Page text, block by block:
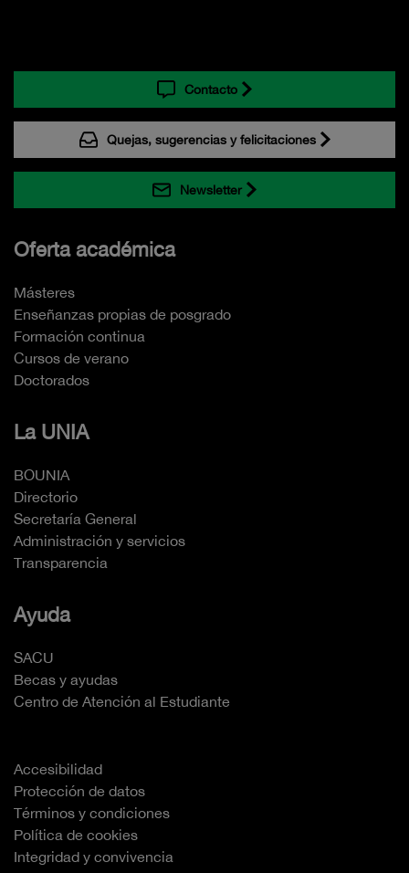
Contacto
Quejas, sugerencias y felicitaciones
Newsletter
Oferta académica
Másteres
Enseñanzas propias de posgrado
Formación continua
Cursos de verano
Doctorados
La UNIA
BOUNIA
Directorio
Secretaría General
Administración y servicios
Transparencia
Ayuda
SACU
Becas y ayudas
Centro de Atención al Estudiante
Accesibilidad
Protección de datos
Términos y condiciones
Política de cookies
Integridad y convivencia